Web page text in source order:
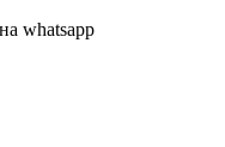
whatsapp